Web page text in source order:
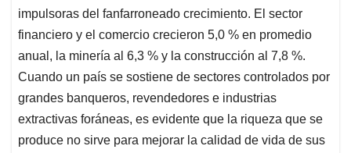
impulsoras del fanfarroneado crecimiento. El sector
financiero y el comercio crecieron 5,0 % en promedio
anual, la minería al 6,3 % y la construcción al 7,8 %.
Cuando un país se sostiene de sectores controlados por
grandes banqueros, revendedores e industrias
extractivas foráneas, es evidente que la riqueza que se
produce no sirve para mejorar la calidad de vida de sus